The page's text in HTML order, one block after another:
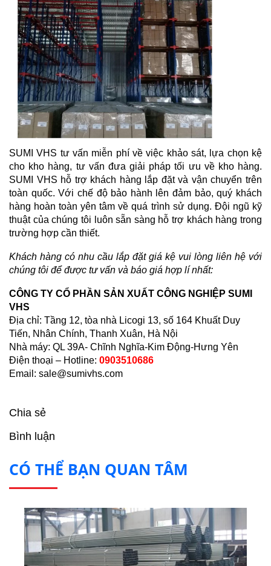
SUMI VHS tư vấn miễn phí về việc khảo sát, lựa chọn kệ
cho kho hàng, tư vấn đưa giải pháp tối ưu về kho hàng.
SUMI VHS hỗ trợ khách hàng lắp đặt và vận chuyển trên
toàn quốc. Với chế độ bảo hành lên đảm bảo, quý khách
hàng hoàn toàn yên tâm về quá trình sử dụng. Đội ngũ kỹ
thuật của chúng tôi luôn sẵn sàng hỗ trợ khách hàng trong
trường hợp cần thiết.
Khách hàng có nhu cầu lắp đặt giá kệ vui lòng liên hệ với
chúng tôi để được tư vấn và báo giá hợp lí nhất:
CÔNG TY CỔ PHẦN SẢN XUẤT CÔNG NGHIỆP SUMI
VHS
Địa chỉ: Tầng 12, tòa nhà Licogi 13, số 164 Khuất Duy
Tiến, Nhân Chính, Thanh Xuân, Hà Nội
Nhà máy: QL 39A- Chĩnh Nghĩa-Kim Động-Hưng Yên
Điện thoại – Hotline: 0903510686
Email: sale@sumivhs.com
Chia sẻ
Bình luận
CÓ THỂ BẠN QUAN TÂM